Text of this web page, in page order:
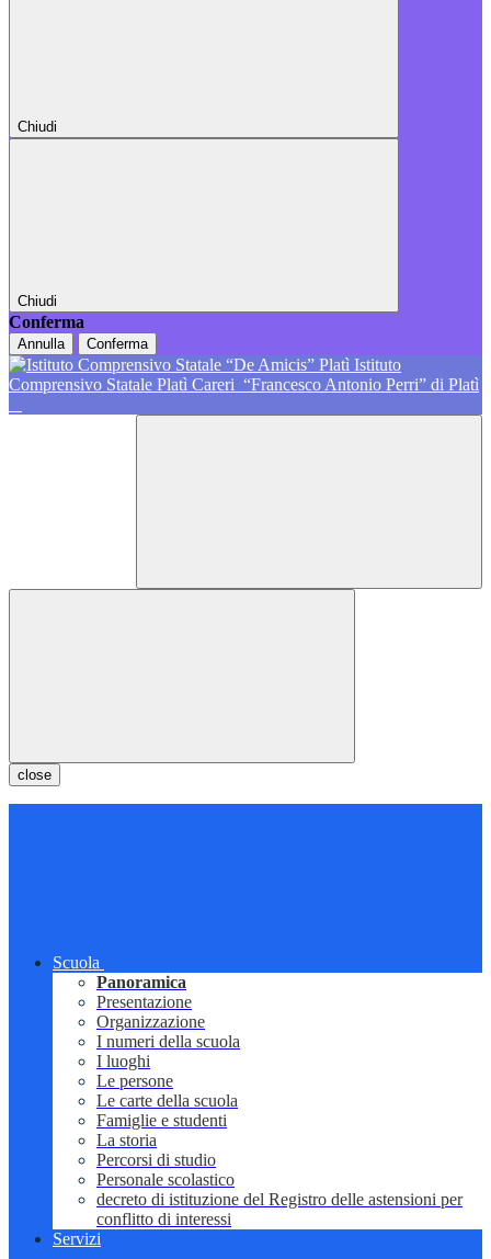
Chiudi
Chiudi
Conferma
Annulla Conferma
Istituto
Comprensivo Statale Platì Careri “Francesco Antonio Perri” di Platì
close
Scuola
Panoramica
Presentazione
Organizzazione
I numeri della scuola
I luoghi
Le persone
Le carte della scuola
Famiglie e studenti
La storia
Percorsi di studio
Personale scolastico
decreto di istituzione del Registro delle astensioni per
conflitto di interessi
Servizi